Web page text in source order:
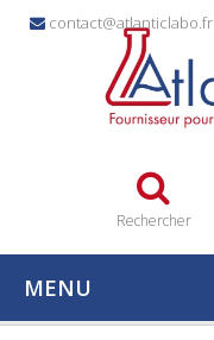
contact@atlanticlabo.fr
Rechercher
MENU